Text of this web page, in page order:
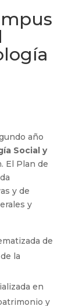
año
Social y
El Plan de
y de
y
de
la
en
y